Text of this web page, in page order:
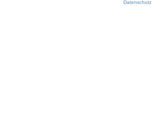
Datenschutz